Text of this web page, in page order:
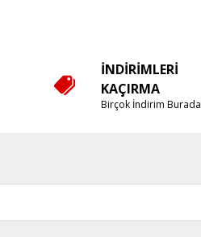
İNDIRIMLERI
KAÇIRMA
Birçok İndirim Burada